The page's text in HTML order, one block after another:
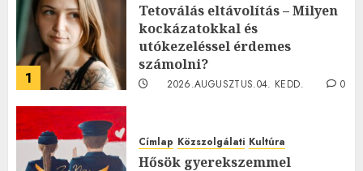
1
Tetoválás eltávolítás – Milyen
kockázatokkal és
utókezeléssel érdemes
számolni?
2026.AUGUSZTUS.04. KEDD.
0
Címlap Közszolgálati Kultúra
Hősök gyerekszemmel